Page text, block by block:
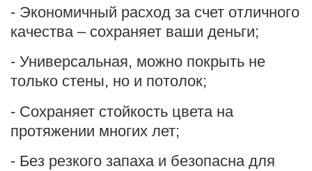
- Экономичный расход за счет отличного
качества – сохраняет ваши деньги;
- Универсальная, можно покрыть не
только стены, но и потолок;
- Сохраняет стойкость цвета на
протяжении многих лет;
- Без резкого запаха и безопасна для